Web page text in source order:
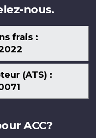
nous.
frais :
(ATS) :
ACC?